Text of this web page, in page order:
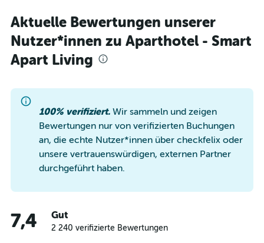
Aktuelle Bewertungen unserer
Nutzer*innen zu Aparthotel - Smart
Apart Living
100% verifiziert. Wir sammeln und zeigen
Bewertungen nur von verifizierten Buchungen
an, die echte Nutzer*innen über checkfelix oder
unsere vertrauenswürdigen, externen Partner
durchgeführt haben.
7,4 Gut
2 240 verifizierte Bewertungen